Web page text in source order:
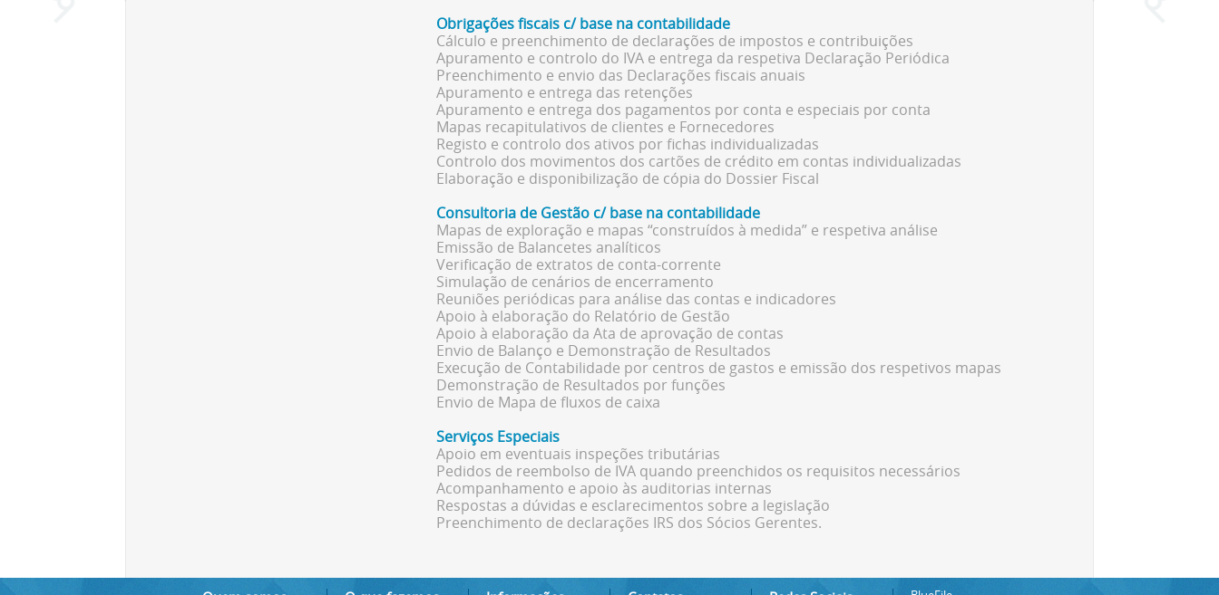
Obrigações fiscais c/ base na contabilidade
Cálculo e preenchimento de declarações de impostos e contribuições
Apuramento e controlo do IVA e entrega da respetiva Declaração Periódica
Preenchimento e envio das Declarações fiscais anuais
Apuramento e entrega das retenções
Apuramento e entrega dos pagamentos por conta e especiais por conta
Mapas recapitulativos de clientes e Fornecedores
Registo e controlo dos ativos por fichas individualizadas
Controlo dos movimentos dos cartões de crédito em contas individualizadas
Elaboração e disponibilização de cópia do Dossier Fiscal
Consultoria de Gestão c/ base na contabilidade
Mapas de exploração e mapas “construídos à medida” e respetiva análise
Emissão de Balancetes analíticos
Verificação de extratos de conta-corrente
Simulação de cenários de encerramento
Reuniões periódicas para análise das contas e indicadores
Apoio à elaboração do Relatório de Gestão
Apoio à elaboração da Ata de aprovação de contas
Envio de Balanço e Demonstração de Resultados
Execução de Contabilidade por centros de gastos e emissão dos respetivos mapas
Demonstração de Resultados por funções
Envio de Mapa de fluxos de caixa
Serviços Especiais
Apoio em eventuais inspeções tributárias
Pedidos de reembolso de IVA quando preenchidos os requisitos necessários
Acompanhamento e apoio às auditorias internas
Respostas a dúvidas e esclarecimentos sobre a legislação
Preenchimento de declarações IRS dos Sócios Gerentes.